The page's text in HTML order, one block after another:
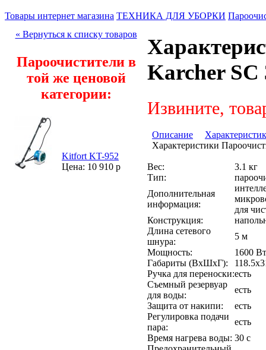
Товары интернет магазина ТЕХНИКА ДЛЯ УБОРКИ
« Вернуться к списку товаров
Пароочистители в
той же ценовой
категории:
Kitfort KT-952
Цена: 10 910 р
Karcher SC
Извините,
Описание
Характеристики
Вес:
3.1 кг
Тип:
Дополнительная
информация:
для
Конструкция:
Длина сетевого
шнура:
5 м
Мощность:
1600 Вт
Габариты (ВхШхГ):
Ручка для переноски:есть
Съемный резервуар
для воды:
есть
Защита от накипи:
есть
Регулировка подачи
пара:
есть
Время нагрева воды: 30 с